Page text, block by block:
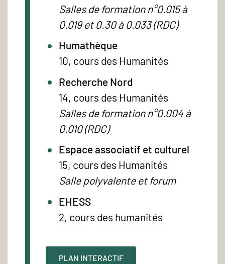
Salles de formation n°0.015 à
0.019 et 0.30 à 0.033 (RDC)
Humathèque
10, cours des Humanités
Recherche Nord
14, cours des Humanités
Salles de formation n°0.004 à
0.010 (RDC)
Espace associatif et culturel
15, cours des Humanités
Salle polyvalente et forum
EHESS
2, cours des humanités
PLAN INTERACTIF